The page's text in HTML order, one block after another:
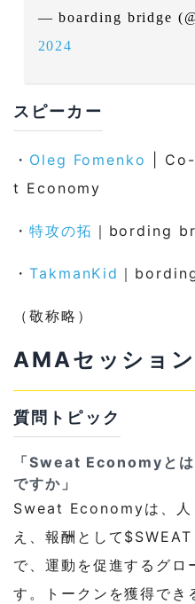
ことは何だと思います
4 関連リンク
Sweat Economy
4-2 boarding bridge
4-2-1 執筆：
— boarding bridge
2024
スピーカー
・ Oleg Fomenko
|
t Economy
・ 特攻の拓 ｜bording
・ TakmanKid ｜
（敬称略）
AMAセッショ
質問トピック
「Sweat Economyとは
ですか」
Sweat Economyは、人
え、報酬として
で、運動を促進するグロ
す。トークンを獲得で